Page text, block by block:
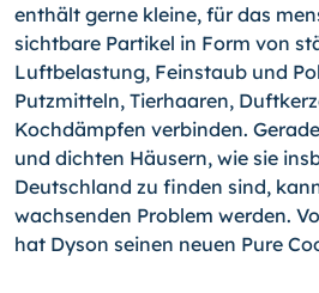
enthält gerne kleine, für das
sichtbare Partikel in Form von
Luftbelastung, Feinstaub und
Putzmitteln, Tierhaaren,
Kochdämpfen verbinden.
und dichten Häusern, wie sie
Deutschland zu finden sind,
wachsenden Problem werden.
hat Dyson seinen neuen Pure